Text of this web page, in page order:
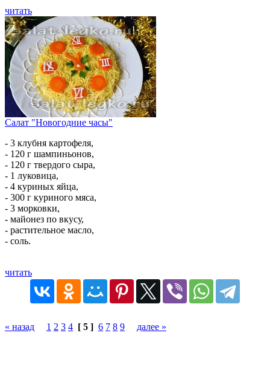
читать
Салат "Новогодние часы"
- 3 клубня картофеля,
- 120 г шампиньонов,
- 120 г твердого сыра,
- 1 луковица,
- 4 куриных яйца,
- 300 г куриного мяса,
- 3 морковки,
- майонез по вкусу,
- растительное масло,
- соль.
читать
« назад 1 2 3 4 [ 5 ] 6 7 8 9 далее »